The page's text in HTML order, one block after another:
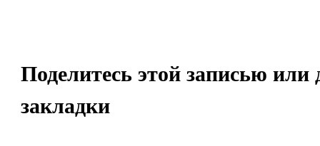
Поделитесь этой записью или
закладки